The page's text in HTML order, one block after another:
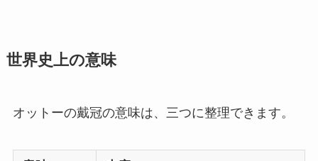
世界史上の意味
オットーの戴冠の意味は、三つに整理できます。